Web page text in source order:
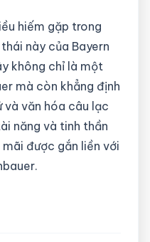
hiếm gặp trong
này của Bayern
không chỉ là một
mà còn khẳng định
văn hóa câu lạc
năng và tinh thần
được gắn liền với